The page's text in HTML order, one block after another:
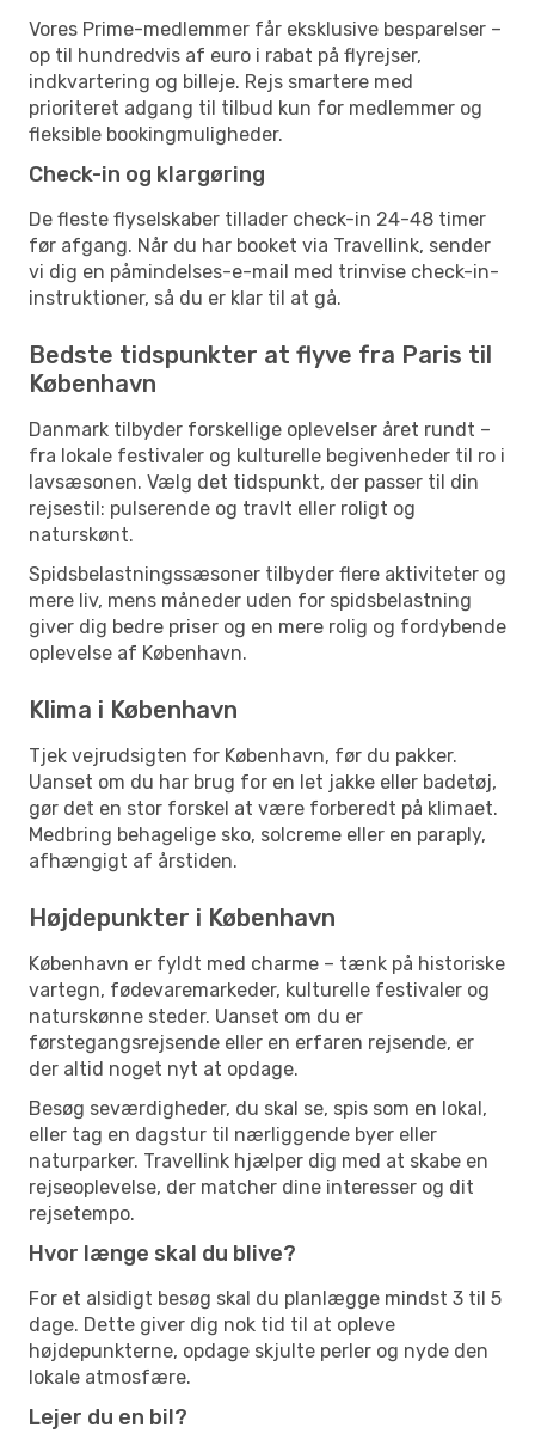
Vores Prime-medlemmer får eksklusive besparelser –
op til hundredvis af euro i rabat på flyrejser,
indkvartering og billeje. Rejs smartere med
prioriteret adgang til tilbud kun for medlemmer og
fleksible bookingmuligheder.
Check-in og klargøring
De fleste flyselskaber tillader check-in 24-48 timer
før afgang. Når du har booket via Travellink, sender
vi dig en påmindelses-e-mail med trinvise check-in-
instruktioner, så du er klar til at gå.
Bedste tidspunkter at flyve fra Paris til
København
Danmark tilbyder forskellige oplevelser året rundt –
fra lokale festivaler og kulturelle begivenheder til ro i
lavsæsonen. Vælg det tidspunkt, der passer til din
rejsestil: pulserende og travlt eller roligt og
naturskønt.
Spidsbelastningssæsoner tilbyder flere aktiviteter og
mere liv, mens måneder uden for spidsbelastning
giver dig bedre priser og en mere rolig og fordybende
oplevelse af København.
Klima i København
Tjek vejrudsigten for København, før du pakker.
Uanset om du har brug for en let jakke eller badetøj,
gør det en stor forskel at være forberedt på klimaet.
Medbring behagelige sko, solcreme eller en paraply,
afhængigt af årstiden.
Højdepunkter i København
København er fyldt med charme – tænk på historiske
vartegn, fødevaremarkeder, kulturelle festivaler og
naturskønne steder. Uanset om du er
førstegangsrejsende eller en erfaren rejsende, er
der altid noget nyt at opdage.
Besøg seværdigheder, du skal se, spis som en lokal,
eller tag en dagstur til nærliggende byer eller
naturparker. Travellink hjælper dig med at skabe en
rejseoplevelse, der matcher dine interesser og dit
rejsetempo.
Hvor længe skal du blive?
For et alsidigt besøg skal du planlægge mindst 3 til 5
dage. Dette giver dig nok tid til at opleve
højdepunkterne, opdage skjulte perler og nyde den
lokale atmosfære.
Lejer du en bil?